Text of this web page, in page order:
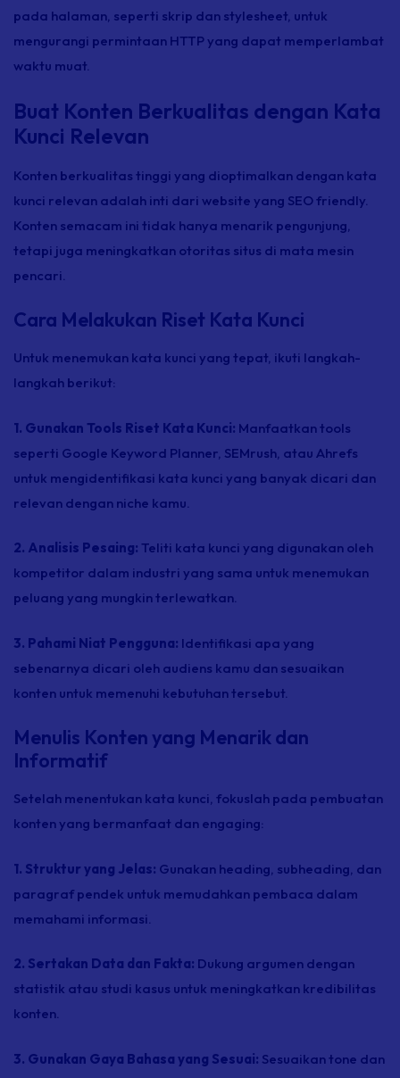
pada halaman, seperti skrip dan stylesheet, untuk
mengurangi permintaan HTTP yang dapat memperlambat
waktu muat.
Buat Konten Berkualitas dengan Kata
Kunci Relevan
Konten berkualitas tinggi yang dioptimalkan dengan kata
kunci relevan adalah inti dari website yang SEOfriendly
Konten semacam ini tidak hanya menarik pengunjung,
tetapi juga meningkatkan otoritas situs di mata mesin
pencari.
Cara Melakukan Riset Kata Kunci
Untuk menemukan kata kunci yang tepat, ikuti langkah-
langkah berikut:
1. Gunakan Tools Riset Kata Kunci: Manfaatkantools
seperti Google Keyword Planner, SEMrush, atau Ahrefs
untuk mengidentifikasi kata kunci yang banyak dicari dan
relevan dengan niche kamu.
2. Analisis Pesaing: Teliti kata kunci yang digunakan oleh
kompetitor dalam industri yang sama untuk menemukan
peluang yang mungkin terlewatkan.
3. Pahami Niat Pengguna: Identifikasi apa yang
sebenarnya dicari oleh audiens kamu dan sesuaikan
konten untuk memenuhi kebutuhan tersebut.
Menulis Konten yang Menarik dan
Informatif
Setelah menentukan kata kunci, fokuslah pada pembuatan
konten yang bermanfaat dan engaging:
1. Struktur yang Jelas: Gunakan heading, subheading, dan
paragraf pendek untuk memudahkan pembaca dalam
memahami informasi.
2. Sertakan Data dan Fakta: Dukung argumen dengan
statistik atau studi kasus untuk meningkatkan kredibilitas
konten.
3. Gunakan Gaya Bahasa yang Sesuai: Sesuaikantone dan